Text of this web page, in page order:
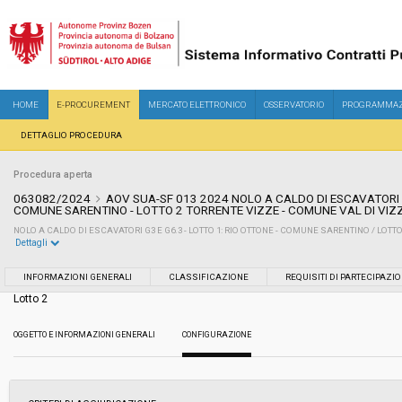
HOME E-PROCUREMENT MERCATO ELETTRONICO OSSERVATORIO
DETTAGLIO PROCEDURA
Procedura aperta
063082/2024
AOV SUA-SF 013 2024 NOLO A CALDO DI
COMUNE SARENTINO - LOTTO 2 TORRENTE VIZZE - COMUNE VAL DI
NOLO A CALDO DI ESCAVATORI G3 E G6.3 - LOTTO 1: RIO OTTONE - COMUNE SARENTINO /
Tipo di contratto:
No
Dettagli
INFORMAZIONI GENERALI CLASSIFICAZIONE REQUISITI DI
Lotto 2
OGGETTO E INFORMAZIONI GENERALI CONFIGURAZIONE